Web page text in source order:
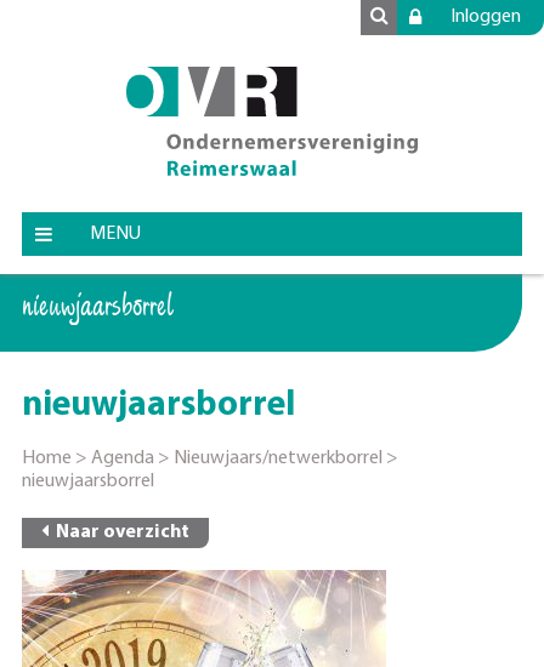
Inloggen
MENU
nieuwjaarsborrel
nieuwjaarsborrel
Home > Agenda > Nieuwjaars/netwerkborrel >
nieuwjaarsborrel
Naar overzicht